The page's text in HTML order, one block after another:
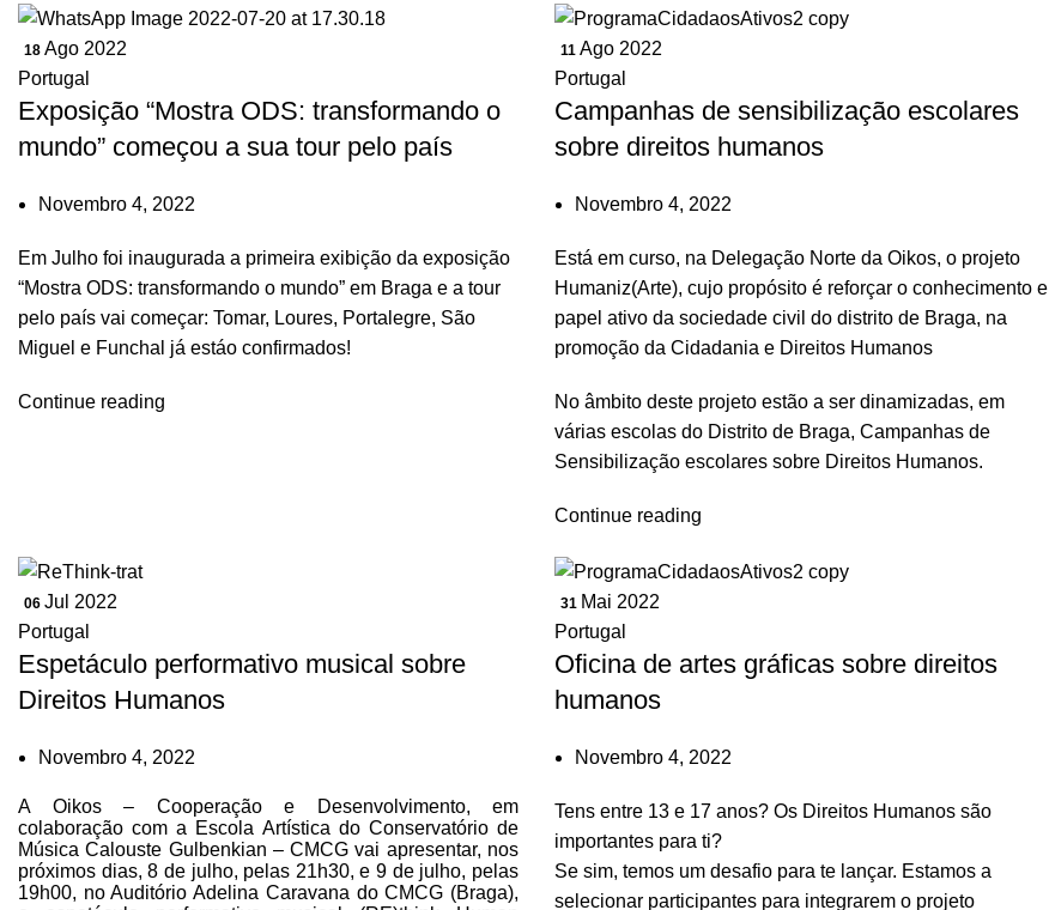
18 Ago 2022
Portugal
Exposição “Mostra ODS: transformando o
mundo” começou a sua tour pelo país
Novembro 4, 2022
Em Julho foi inaugurada a primeira exibição da exposição
“Mostra ODS: transformando o mundo” em Braga e a tour
pelo país vai começar: Tomar, Loures, Portalegre, São
Miguel e Funchal já estáo confirmados!
Continue reading
11 Ago 2022
Portugal
Campanhas de sensibilização escolares
sobre direitos humanos
Novembro 4, 2022
Está em curso, na Delegação Norte da Oikos, o projeto
Humaniz(Arte), cujo propósito é reforçar o conhecimento e
papel ativo da sociedade civil do distrito de Braga, na
promoção da Cidadania e Direitos Humanos
No âmbito deste projeto estão a ser dinamizadas, em
várias escolas do Distrito de Braga, Campanhas de
Sensibilização escolares sobre Direitos Humanos.
Continue reading
06 Jul 2022
Portugal
Espetáculo performativo musical sobre
Direitos Humanos
Novembro 4, 2022
A Oikos – Cooperação e Desenvolvimento, em
colaboração com a Escola Artística do Conservatório de
Música Calouste Gulbenkian – CMCG vai apresentar, nos
próximos dias, 8 de julho, pelas 21h30, e 9 de julho, pelas
19h00, no Auditório Adelina Caravana do CMCG (Braga),
31 Mai 2022
Portugal
Oficina de artes gráficas sobre direitos
humanos
Novembro 4, 2022
Tens entre 13 e 17 anos? Os Direitos Humanos são
importantes para ti?
Se sim, temos um desafio para te lançar. Estamos a
selecionar participantes para integrarem o projeto